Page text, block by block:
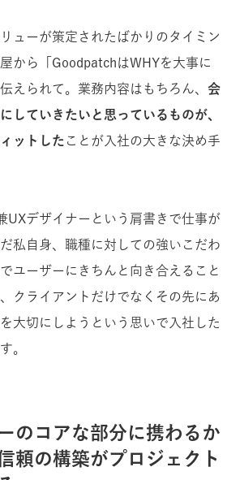
ューが策定されたばかりのタイミン
から「GoodpatchはWHYを大事に
えられて。業務内容はもちろん、 会
していきたいと思っているものが、
ットした ことが入社の大きな決め手
UXデザイナーという肩書きで仕事が
私自身、職種に対しての強いこだわ
ユーザーにきちんと向き合えること
クライアントだけでなくその先にあ
大切にしようという思いで入社した
。
のコアな部分に携わるか
頼の構築がプロジェクト